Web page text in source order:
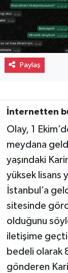
Paylaş
İnternetten
Olay, 1
meydana
yaşındaki
yüksek lisans
İstanbul’a
sitesinde
olduğunu
iletişime
bedeli olarak
gönderen